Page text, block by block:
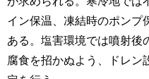
イン保温、凍結時のポンプ
ある。塩害環境では噴射後
腐食を招かぬよう、ドレン